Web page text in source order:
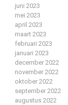
juni 2023
mei 2023
april 2023
maart 2023
februari 2023
januari 2023
december 2022
november 2022
oktober 2022
september 2022
augustus 2022